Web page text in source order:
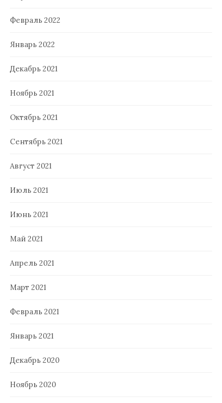
Февраль 2022
Январь 2022
Декабрь 2021
Ноябрь 2021
Октябрь 2021
Сентябрь 2021
Август 2021
Июль 2021
Июнь 2021
Май 2021
Апрель 2021
Март 2021
Февраль 2021
Январь 2021
Декабрь 2020
Ноябрь 2020